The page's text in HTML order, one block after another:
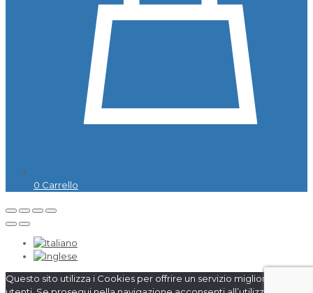
0 Carrello
Questo sito utilizza i Cookies per offrire un servizio migliore agli